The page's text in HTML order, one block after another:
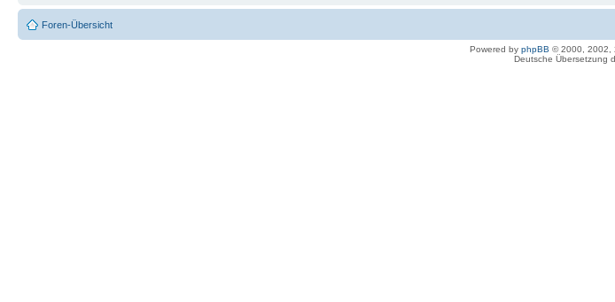
Foren-Übersicht
Powered by phpBB © 2000, 2002,
Deutsche Übersetzung